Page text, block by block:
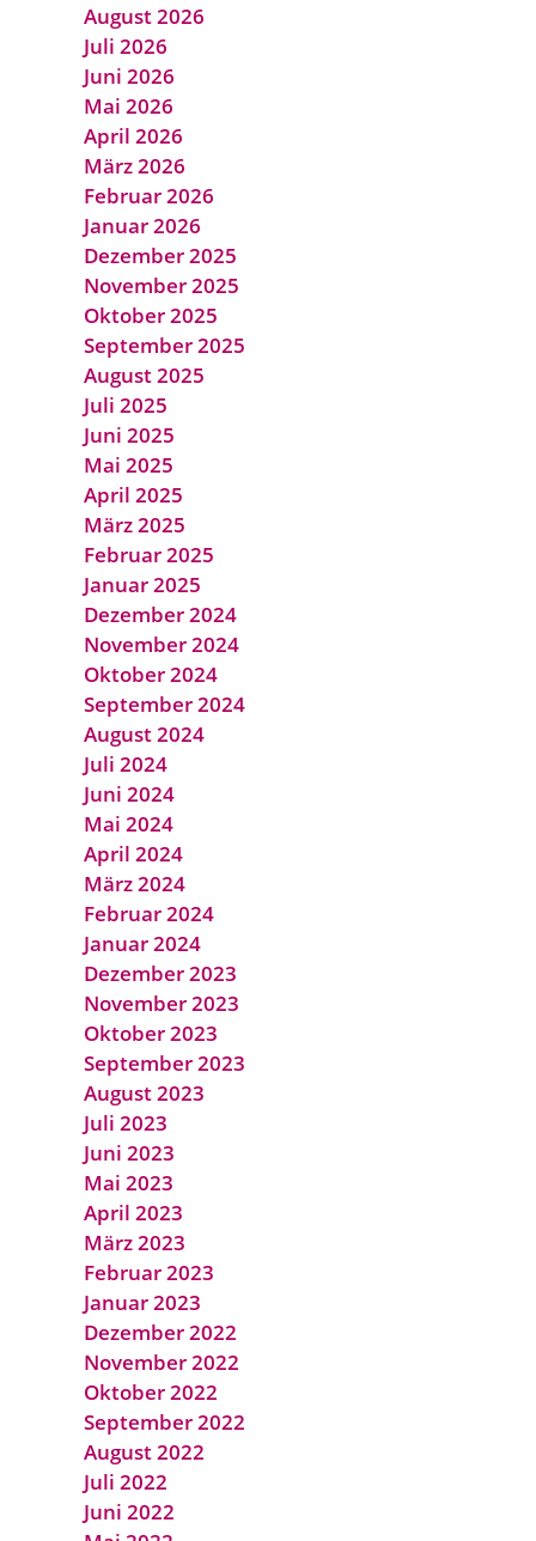
August 2026
Juli 2026
Juni 2026
Mai 2026
April 2026
März 2026
Februar 2026
Januar 2026
Dezember 2025
November 2025
Oktober 2025
September 2025
August 2025
Juli 2025
Juni 2025
Mai 2025
April 2025
März 2025
Februar 2025
Januar 2025
Dezember 2024
November 2024
Oktober 2024
September 2024
August 2024
Juli 2024
Juni 2024
Mai 2024
April 2024
März 2024
Februar 2024
Januar 2024
Dezember 2023
November 2023
Oktober 2023
September 2023
August 2023
Juli 2023
Juni 2023
Mai 2023
April 2023
März 2023
Februar 2023
Januar 2023
Dezember 2022
November 2022
Oktober 2022
September 2022
August 2022
Juli 2022
Juni 2022